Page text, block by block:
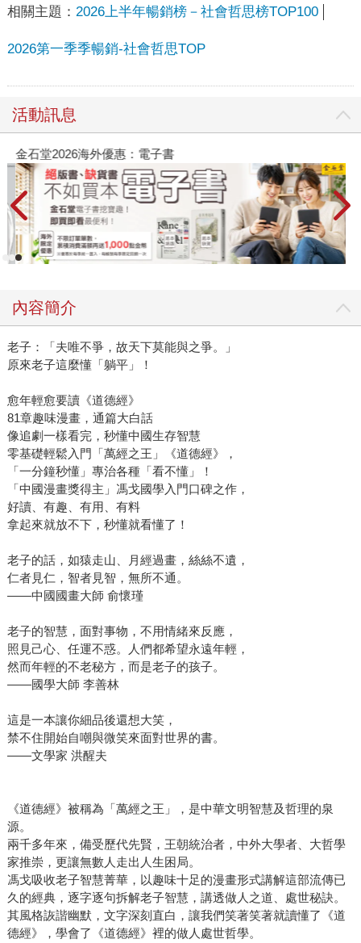
相關主題： 2026上半年暢銷榜－社會哲思榜TOP100
2026第一季季暢銷-社會哲思TOP
活動訊息
金石堂2026海外優惠：電子書
內容簡介
老子：「夫唯不爭，故天下莫能與之爭。」
原來老子這麼懂「躺平」！
愈年輕愈要讀《道德經》
81章趣味漫畫，通篇大白話
像追劇一樣看完，秒懂中國生存智慧
零基礎輕鬆入門「萬經之王」《道德經》，
「一分鐘秒懂」專治各種「看不懂」！
「中國漫畫獎得主」馮戈國學入門口碑之作，
好讀、有趣、有用、有料
拿起來就放不下，秒懂就看懂了！
老子的話，如猿走山、月經過畫，絲絲不遺，
仁者見仁，智者見智，無所不通。
——中國國畫大師 俞懷瑾
老子的智慧，面對事物，不用情緒來反應，
照見己心、任運不惑。人們都希望永遠年輕，
然而年輕的不老秘方，而是老子的孩子。
——國學大師 李善林
這是一本讓你細品後還想大笑，
禁不住開始自嘲與微笑來面對世界的書。
——文學家 洪醒夫
《道德經》被稱為「萬經之王」，是中華文明智慧及哲理的泉
源。
兩千多年來，備受歷代先賢，王朝統治者，中外大學者、大哲學
家推崇，更讓無數人走出人生困局。
馮戈吸收老子智慧菁華，以趣味十足的漫畫形式講解這部流傳已
久的經典，逐字逐句拆解老子智慧，講透做人之道、處世秘訣。
其風格詼諧幽默，文字深刻直白，讓我們笑著笑著就讀懂了《道
德經》，學會了《道德經》裡的做人處世哲學。